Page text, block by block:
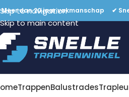
Skip to navigation
Skip to main content
dan 20 jaar vakmanschap ✔
TrappenBalustrades